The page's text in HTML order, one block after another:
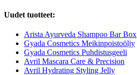
Uudet tuotteet:
Arista Ayurveda Shampoo Bar Box
Gyada Cosmetics Meikinpoistoöljy
Gyada Cosmetics Puhdistusgeeli
Avril Mascara Care & Precision
Avril Hydrating Styling Jelly